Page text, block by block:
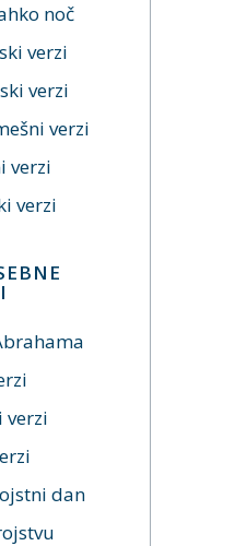
noč
verzi
verzi
verzi
verzi
verzi
verzi
dan